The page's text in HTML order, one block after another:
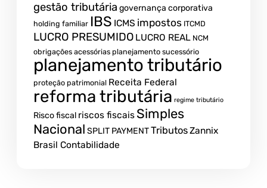
gestão tributária governança corporativa
holding familiar IBS ICMS impostos ITCMD
LUCRO PRESUMIDO LUCRO REAL NCM
obrigações acessórias planejamento sucessório
planejamento tributário
proteção patrimonial Receita Federal
reforma tributária regime tributário
Risco fiscal riscos fiscais Simples
Nacional SPLIT PAYMENTTributosZannix
Brasil Contabilidade